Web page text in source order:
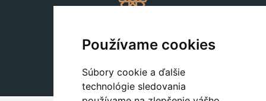
Používame cookies
Súbory cookie a ďalšie
technológie sledovania
+420 311 604 182
dekorace@autronic.cz